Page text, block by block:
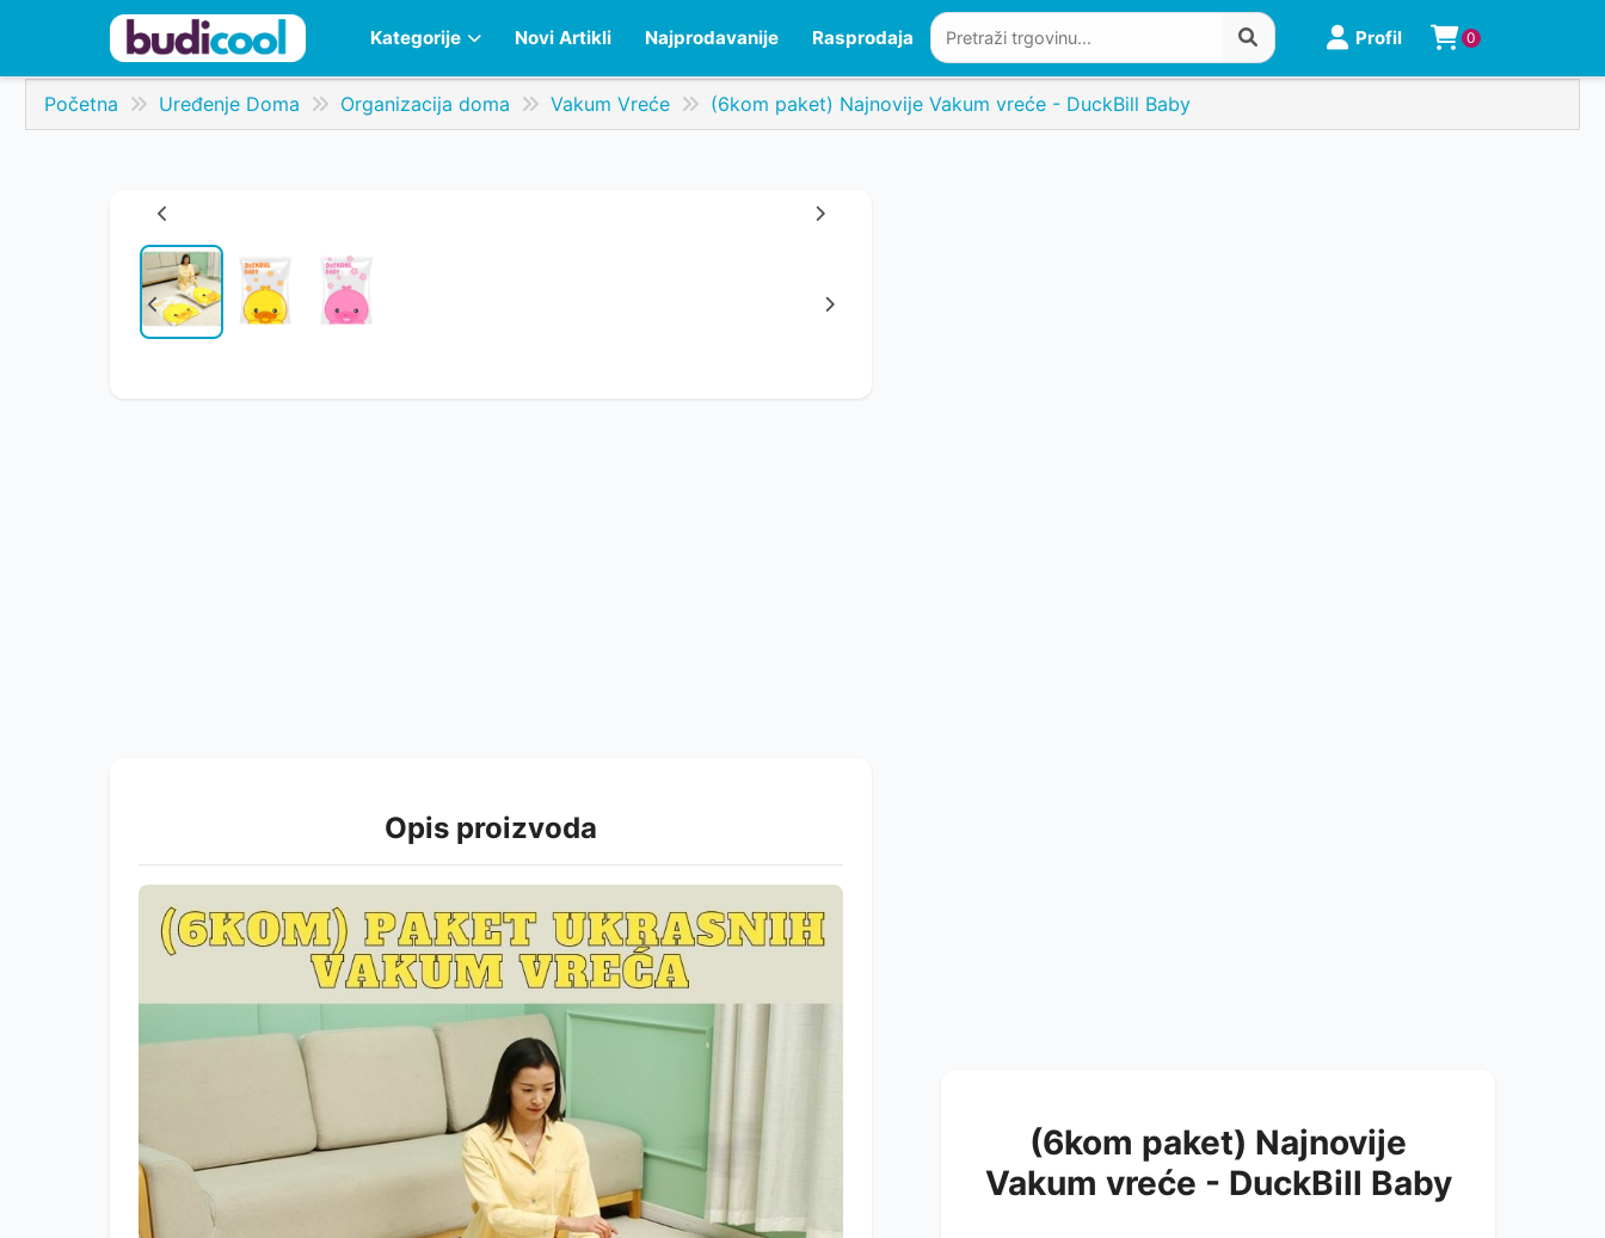
Kategorije Novi Artikli Najprodavanije Rasprodaja Profil 0
Početna Uređenje Doma Organizacija doma Vakum Vreće (6kom paket) Najnovije Vakum vreće - DuckBill Baby
(6kom paket) Najnovije
Vakum vreće - DuckBill Baby
Opis proizvoda